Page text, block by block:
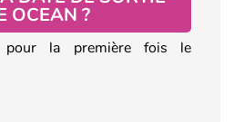
OCEAN ?
la première fois le